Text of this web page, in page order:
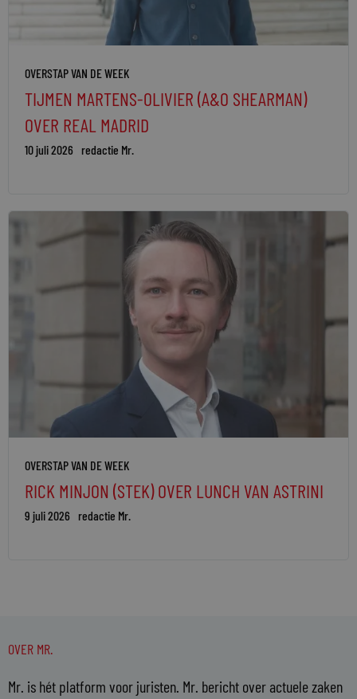
OVERSTAP VAN DE WEEK
TIJMEN MARTENS-OLIVIER (A&O SHEARMAN)
OVER REAL MADRID
10 juli 2026 redactie Mr.
OVERSTAP VAN DE WEEK
RICK MINJON (STEK) OVER LUNCH VAN ASTRINI
9 juli 2026 redactie Mr.
OVER MR.
Mr. is hét platform voor juristen. Mr. bericht over actuele zaken